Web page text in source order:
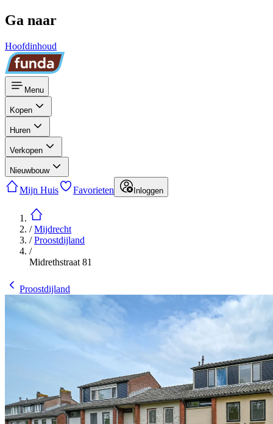
Ga naar
Hoofdinhoud
Menu
Kopen
Huren
Verkopen
Nieuwbouw
Mijn Huis Favorieten Inloggen
/Mijdrecht
/Proostdijland
/
Midrethstraat 81
Proostdijland